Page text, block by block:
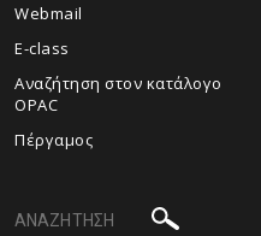
Webmail
E-class
Αναζήτηση στον κατάλογο
OPAC
Πέργαμος